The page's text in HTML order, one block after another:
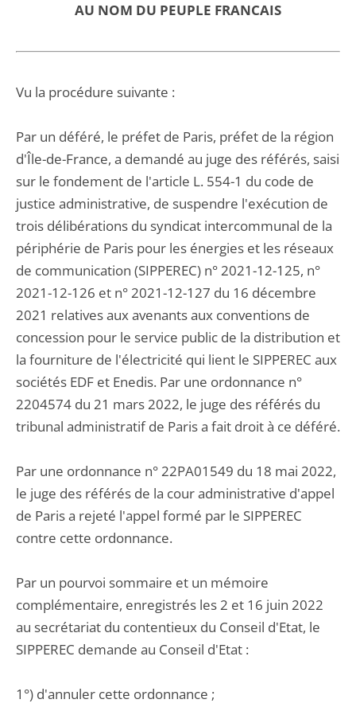
AU NOM DU PEUPLE FRANCAIS
Vu la procédure suivante :
Par un déféré, le préfet de Paris, préfet de la région
d'Île-de-France, a demandé au juge des référés, saisi
sur le fondement de l'article L. 554-1 du code de
justice administrative, de suspendre l'exécution de
trois délibérations du syndicat intercommunal de la
périphérie de Paris pour les énergies et les réseaux
de communication (SIPPEREC) n° 2021-12-125, n°
2021-12-126 et n° 2021-12-127 du 16 décembre
2021 relatives aux avenants aux conventions de
concession pour le service public de la distribution et
la fourniture de l'électricité qui lient le SIPPEREC aux
sociétés EDF et Enedis. Par une ordonnance n°
2204574 du 21 mars 2022, le juge des référés du
tribunal administratif de Paris a fait droit à ce déféré.
Par une ordonnance n° 22PA01549 du 18 mai 2022,
le juge des référés de la cour administrative d'appel
de Paris a rejeté l'appel formé par le SIPPEREC
contre cette ordonnance.
Par un pourvoi sommaire et un mémoire
complémentaire, enregistrés les 2 et 16 juin 2022
au secrétariat du contentieux du Conseil d'Etat, le
SIPPEREC demande au Conseil d'Etat :
1°) d'annuler cette ordonnance ;